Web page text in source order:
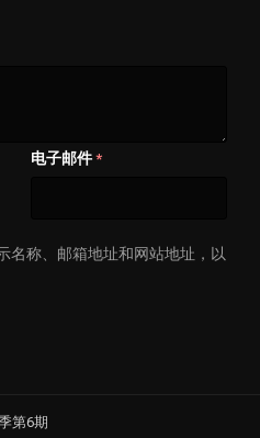
电子邮件 *
名称、邮箱地址和网站地址，以
第6期